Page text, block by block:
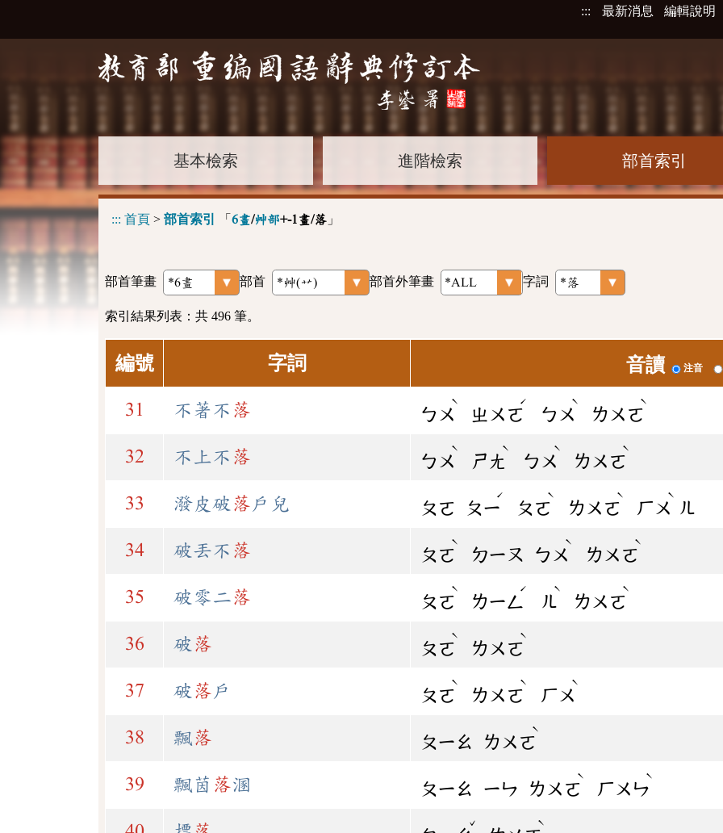
::: 最新消息 編輯說明
基本檢索 進階檢索 部首索引
::: 首頁 > 部首索引 「 6畫/艸部+-1畫/落 」
部首筆畫 部首 部首外筆畫 字詞
索引結果列表：共 496 筆。
編號 字詞 音讀 注音
31 不著不 落 ㄅㄨ
ˋ
ㄓㄨㄛ
ˊ
ㄅㄨ
ˋ
ㄌㄨㄛ
ˋ
32 不上不 落 ㄅㄨ
ˋ
ㄕㄤ
ˋ
ㄅㄨ
ˋ
ㄌㄨㄛ
ˋ
33 潑皮破 落 戶兒 ㄆㄛ ㄆㄧ
ˊ
ㄆㄛ
ˋ
ㄌㄨㄛ
ˋ
ㄏㄨ
ˋ
ㄦ
34 破丟不 落 ㄆㄛ
ˋ
ㄉㄧㄡ ㄅㄨ
ˋ
ㄌㄨㄛ
ˋ
35 破零二落 ㄆㄛ
ˋ
ㄌㄧㄥ
ˊ
ㄦ
ˋ
ㄌㄨㄛ
ˋ
36 破 落 ㄆㄛ
ˋ
ㄌㄨㄛ
ˋ
37 破 落 戶 ㄆㄛ
ˋ
ㄌㄨㄛ
ˋ
ㄏㄨ
ˋ
38 飄落 ㄆㄧㄠ ㄌㄨㄛ
ˋ
39 飄茵 落溷 ㄆㄧㄠ ㄧㄣ ㄌㄨㄛ
ˋ
ㄏㄨㄣ
ˋ
ˇ ˋ